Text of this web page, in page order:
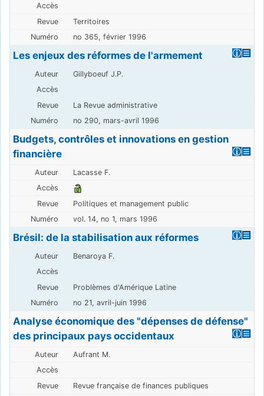
Territoires
no 365, février 1996
Les enjeux des réformes de l'armement
Gillyboeuf J.P.
La Revue administrative
no 290, mars-avril 1996
Budgets, contrôles et innovations en gestion
financière
Lacasse F.
Politiques et management public
vol. 14, no 1, mars 1996
Brésil: de la stabilisation aux réformes
Benaroya F.
Problèmes d'Amérique Latine
no 21, avril-juin 1996
Analyse économique des "dépenses de défense"
des principaux pays occidentaux
Aufrant M.
Revue française de finances publiques